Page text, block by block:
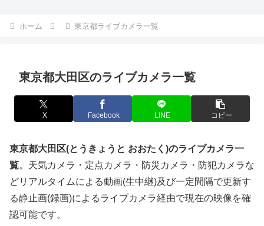
ホーム 東京都ライブカメラ一覧
東京都大田区のライブカメラ一覧
X Facebook LINE コピー
東京都大田区(とうきょうと おおたく)のライブカメラ一
覧。天気カメラ・定点カメラ・防災カメラ・防犯カメラな
どリアルタイムによる動画(生中継)及び一定間隔で更新す
る静止画(録画)によるライブカメラ経由で現在の映像を確
認可能です。